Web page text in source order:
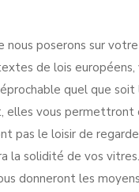
poserons sur
de lois
quel que
elles vous permettront
pas le loisir de
la solidité de vos
donneront les